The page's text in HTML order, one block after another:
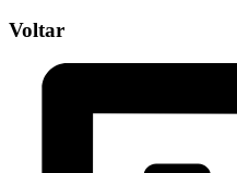
Voltar